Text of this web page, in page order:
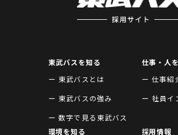
東武バスを知る
ー 東武バスとは
ー 東武バスの強み
ー 数字で見る東武バス
仕事・人
ー 仕事紹
ー 社員イ
環境を知る
採用情報